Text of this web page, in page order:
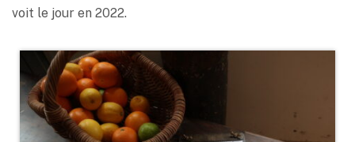
voit le jour en 2022.